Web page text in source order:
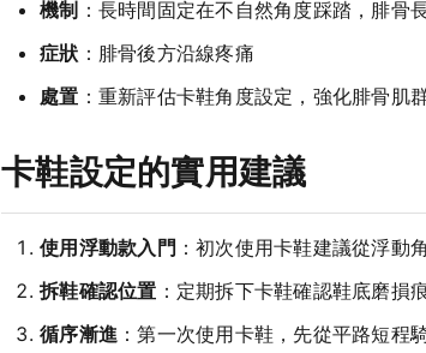
機制 ：長時間固定在不自然角度踩踏，腓骨
症狀 ：腓骨後方沿線疼痛
處置 ：重新評估卡鞋角度設定，強化腓骨肌
卡鞋設定的實用建議
使用浮動款入門 ：初次使用卡鞋建議從浮
拆鞋確認位置 ：定期拆下卡鞋確認鞋底磨損
循序漸進 ：第一次使用卡鞋，先從平路短程